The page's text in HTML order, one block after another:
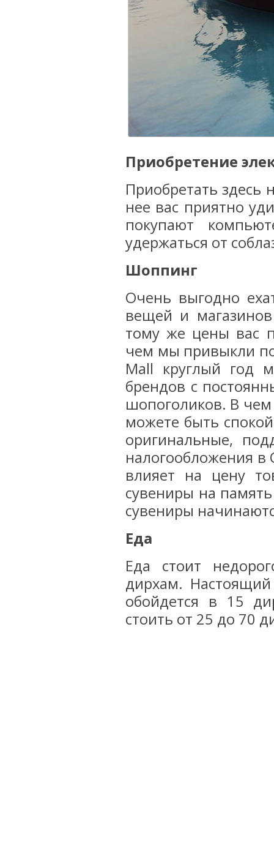
Приобретение
Приобретать здесь
нее вас приятно
покупают
удержаться от
Шоппинг
Очень выгодно
вещей и
тому же цены вас
чем мы привыкли
Mall круглый год
брендов с
шопоголиков. В
можете быть
оригинальные,
налогообложения в
влияет на цену
сувениры на
сувениры
Еда
Еда стоит
дирхам.
обойдется в 15
стоить от 25 до 70